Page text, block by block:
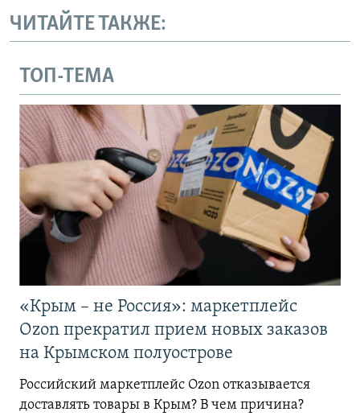
ЧИТАЙТЕ ТАКЖЕ:
ТОП-ТЕМА
«Крым – не Россия»: маркетплейс
Ozon прекратил прием новых заказов
на Крымском полуострове
Российский маркетплейс Ozon отказывается
доставлять товары в Крым? В чем причина?